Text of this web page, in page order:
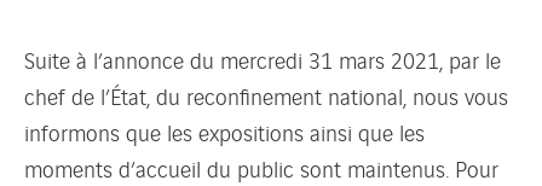
Suite à l’annonce du mercredi 31 mars 2021, par le
chef de l’État, du reconfinement national, nous vous
informons que les expositions ainsi que les
moments d’accueil du public sont maintenus. Pour